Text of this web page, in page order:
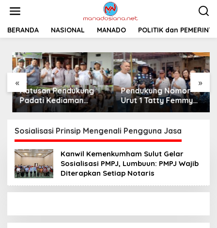
t
BERANDA NASIONAL MANADO POLITIK dan
« »
Ratusan Pendukung
Padati Kediaman
Cristy Toar Nomor
Dukungan Penuh
Kepada Calon Hukum
Tua Walantakan
Pendukung Nomor
Urut 1 Tatty Femmy
Pangkey Berikan
Pemaparan Visi dan
Misi di Desa Waleure
Sosialisasi Prinsip Mengenali Pengguna Jasa
Kanwil Kemenkumham Sulut Gelar
Sosialisasi PMPJ, Lumbuun: PMPJ Wajib
Diterapkan Setiap Notaris